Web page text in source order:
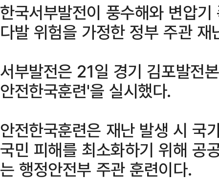
한국서부발전이 풍수해와 변압
다발 위험을 가정한 정부 주관
서부발전은 21일 경기 김포발전
안전한국훈련'을 실시했다.
안전한국훈련은 재난 발생 시 국
국민 피해를 최소화하기 위해 공
는 행정안전부 주관 훈련이다.